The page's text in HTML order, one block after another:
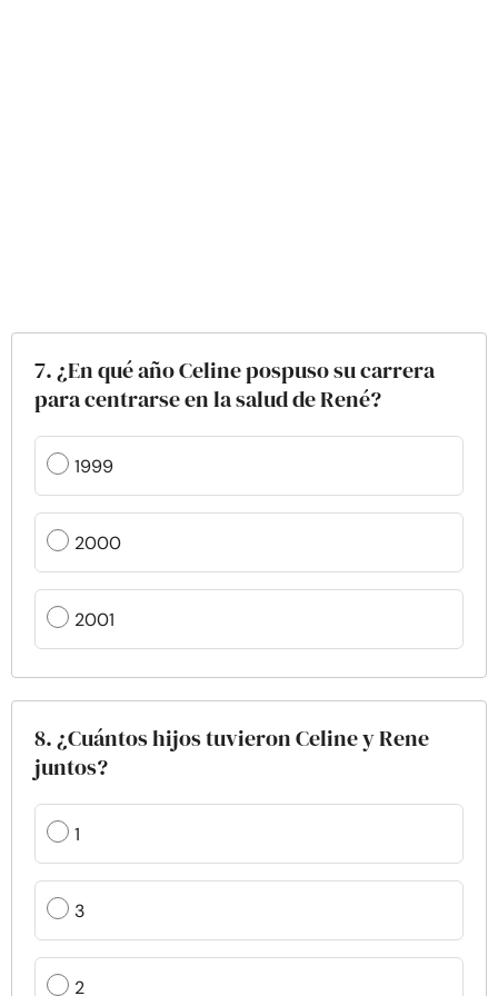
7. ¿En qué año Celine pospuso su carrera
para centrarse en la salud de René?
1999
2000
2001
8. ¿Cuántos hijos tuvieron Celine y Rene
juntos?
1
3
2